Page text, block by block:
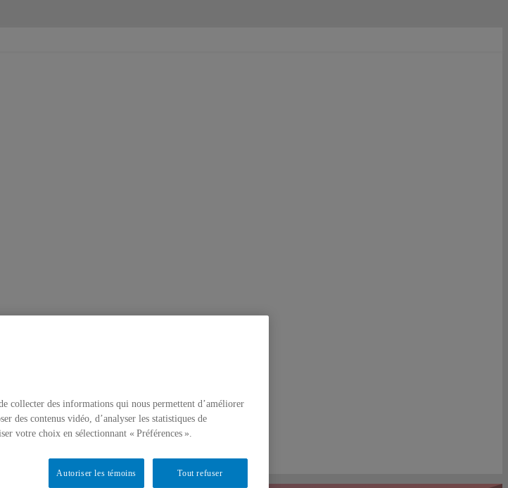
collecter des informations qui nous permettent d’améliorer
des contenus vidéo, d’analyser les statistiques de
votre choix en sélectionnant « Préférences ».
Tout refuser
Autoriser les témoins